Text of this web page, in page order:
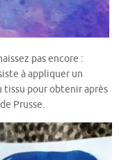
pas encore :
à appliquer un
tissu pour obtenir après
Prusse.